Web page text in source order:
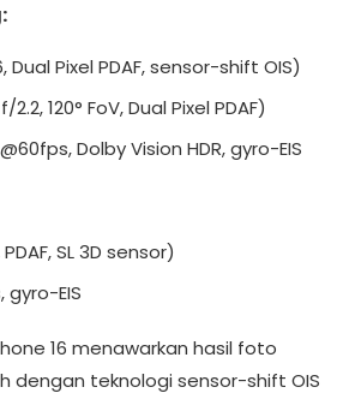
Dual Pixel PDAF, sensor-shift OIS)
120° FoV, Dual Pixel PDAF)
Dolby Vision HDR, gyro-EIS
SL 3D sensor)
gyro-EIS
16 menawarkan hasil foto
dengan teknologi sensor-shift OIS